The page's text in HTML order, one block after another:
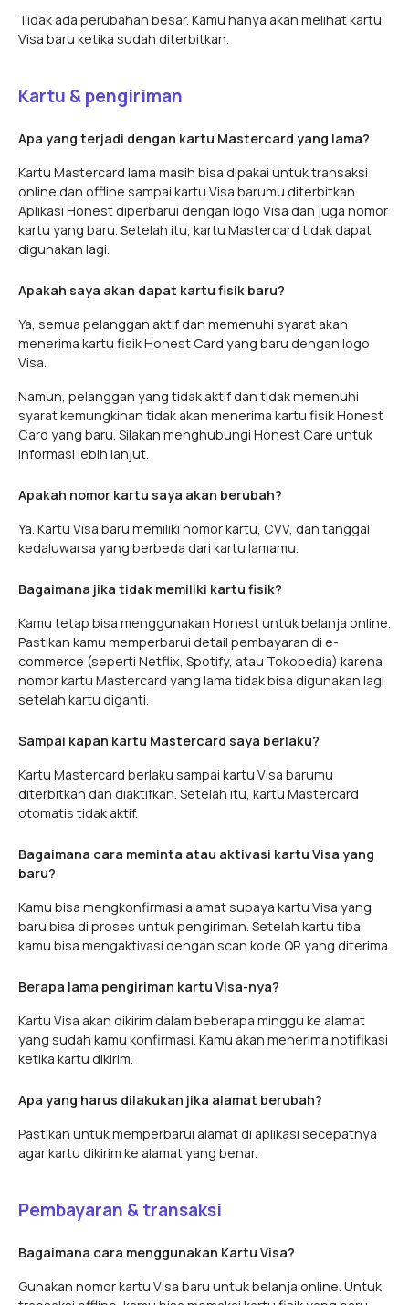
Tidak ada perubahan besar. Kamu hanya akan melihat kartu
Visa baru ketika sudah diterbitkan.
Kartu & pengiriman
Apa yang terjadi dengan kartu Mastercard yang lama?
Kartu Mastercard lama masih bisa dipakai untuk transaksi
online dan offline sampai kartu Visa barumu diterbitkan.
Aplikasi Honest diperbarui dengan logo Visa dan juga nomor
kartu yang baru. Setelah itu, kartu Mastercard tidak dapat
digunakan lagi.
Apakah saya akan dapat kartu fisik baru?
Ya, semua pelanggan aktif dan memenuhi syarat akan
menerima kartu fisik Honest Card yang baru dengan logo
Visa.
Namun, pelanggan yang tidak aktif dan tidak memenuhi
syarat kemungkinan tidak akan menerima kartu fisik Honest
Card yang baru. Silakan menghubungi Honest Care untuk
informasi lebih lanjut.
Apakah nomor kartu saya akan berubah?
Ya. Kartu Visa baru memiliki nomor kartu, CVV, dan tanggal
kedaluwarsa yang berbeda dari kartu lamamu.
Bagaimana jika tidak memiliki kartu fisik?
Kamu tetap bisa menggunakan Honest untuk belanja online.
Pastikan kamu memperbarui detail pembayaran di e-
commerce (seperti Netflix, Spotify, atau Tokopedia) karena
nomor kartu Mastercard yang lama tidak bisa digunakan lagi
setelah kartu diganti.
Sampai kapan kartu Mastercard saya berlaku?
Kartu Mastercard berlaku sampai kartu Visa barumu
diterbitkan dan diaktifkan. Setelah itu, kartu Mastercard
otomatis tidak aktif.
Bagaimana cara meminta atau aktivasi kartu Visa yang
baru?
Kamu bisa mengkonfirmasi alamat supaya kartu Visa yang
baru bisa di proses untuk pengiriman. Setelah kartu tiba,
kamu bisa mengaktivasi dengan scan kode QR yang diterima.
Berapa lama pengiriman kartu Visa-nya?
Kartu Visa akan dikirim dalam beberapa minggu ke alamat
yang sudah kamu konfirmasi. Kamu akan menerima notifikasi
ketika kartu dikirim.
Apa yang harus dilakukan jika alamat berubah?
Pastikan untuk memperbarui alamat di aplikasi secepatnya
agar kartu dikirim ke alamat yang benar.
Pembayaran & transaksi
Bagaimana cara menggunakan Kartu Visa?
Gunakan nomor kartu Visa baru untuk belanja online. Untuk